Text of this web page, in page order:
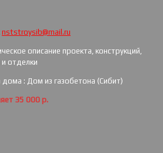
nststroysib@mail.ru
описание проекта, конструкций,
отделки
дома : Дом из газобетона (Сибит)
35 000 р.